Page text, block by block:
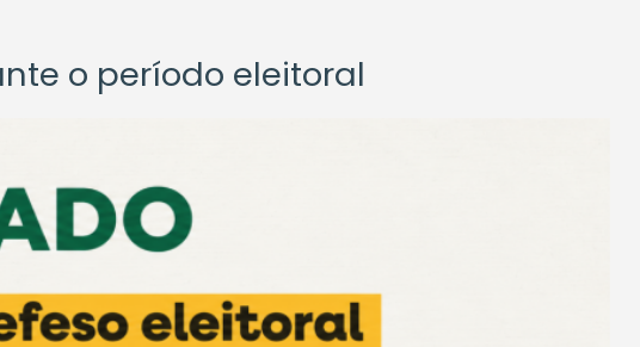
o período eleitoral